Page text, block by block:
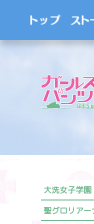
大洗女子学園
聖グロリア